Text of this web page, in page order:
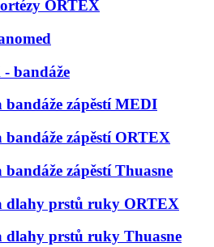
ORTEX
bandáže
bandáže zápěstí MEDI
bandáže zápěstí ORTEX
bandáže zápěstí Thuasne
dlahy prstů ruky ORTEX
dlahy prstů ruky Thuasne